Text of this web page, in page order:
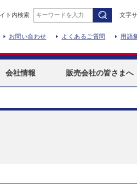
ト内検索 文字
お問い合わせ よくあるご質問 用語
会社情報 販売会社の皆さまへ